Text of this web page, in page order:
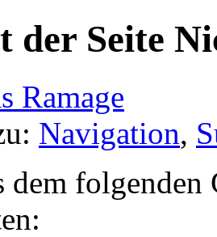
der Seite
Ramage
Navigation,
dem